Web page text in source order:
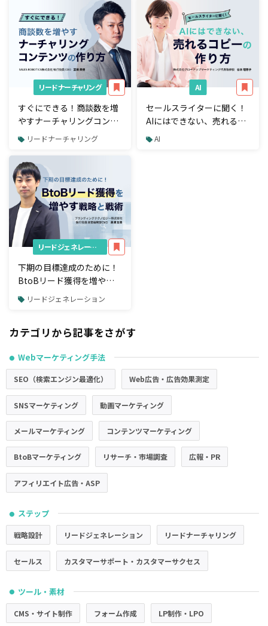
リードナーチャリング
すぐにできる！商談数を増
やすナーチャリングコンテ
ンツの作り方
リードナーチャリング
AI
セールスライターに聞く！
AIにはできない、売れるコ
ピーの作り方
AI
リードジェネレーション
下期の目標達成のために！
BtoBリード獲得を増やす
戦略と戦術
リードジェネレーション
カテゴリから記事をさがす
● Webマーケティング手法
SEO（検索エンジン最適化） Web広告・広告効果測定
SNSマーケティング 動画マーケティング
メールマーケティング コンテンツマーケティング
BtoBマーケティング リサーチ・市場調査 広報・PR
アフィリエイト広告・ASP
● ステップ
戦略設計 リードジェネレーション リードナーチャリング
セールス カスタマーサポート・カスタマーサクセス
● ツール・素材
CMS・サイト制作 フォーム作成 LP制作・LPO